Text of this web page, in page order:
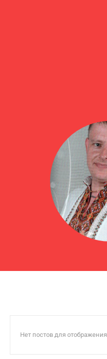
Нет постов для отображения